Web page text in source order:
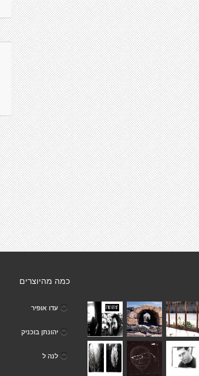
כמה מהיוצרים
עדו אופיר
יהונתן בוכניק
לנה ל